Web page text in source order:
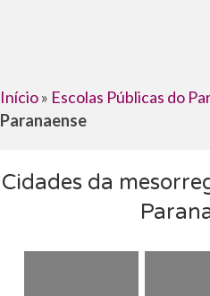
Início» Escolas Públicas do
Paranaense
Cidades da